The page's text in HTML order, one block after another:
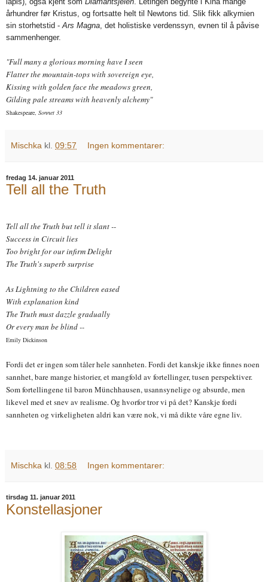
århundrer før Kristus, og fortsatte helt til Newtons tid. Slik fikk alkymien
sin storhetstid - Ars Magna , det holistiske verdenssyn, evnen til å påvise
sammenhenger.
"Full many a glorious morning have I seen
Flatter the mountain-tops with sovereign eye,
Kissing with golden face the meadows green,
Gilding pale streams with heavenly alchemy"
Shakespeare, Sonnet 33
Mischka kl. 09:57 Ingen kommentarer:
fredag 14. januar 2011
Tell all the Truth
Tell all the Truth but tell it slant --
Success in Circuit lies
Too bright for our infirm Delight
The Truth's superb surprise
As Lightning to the Children eased
With explanation kind
The Truth must dazzle gradually
Or every man be blind --
Emily Dickinson
Fordi det er ingen som tåler hele sannheten. Fordi det kanskje ikke finnes noen
sannhet, bare mange historier, et mangfold av fortellinger, tusen perspektiver.
Som fortellingene til baron Münchhausen, usannsynelige og absurde, men
likevel med et snev av realisme. Og hvorfor tror vi på det? Kanskje fordi
sannheten og virkeligheten aldri kan være nok, vi må dikte våre egne liv.
Mischka kl. 08:58 Ingen kommentarer:
tirsdag 11. januar 2011
Konstellasjoner